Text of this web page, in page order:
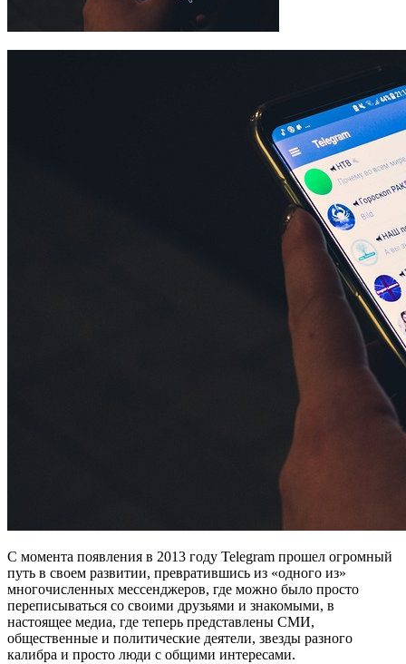
С момента появления в 2013 году Telegram прошел огромный
путь в своем развитии, превратившись из «одного из»
многочисленных мессенджеров, где можно было просто
переписываться со своими друзьями и знакомыми, в
настоящее медиа, где теперь представлены СМИ,
общественные и политические деятели, звезды разного
калибра и просто люди с общими интересами.